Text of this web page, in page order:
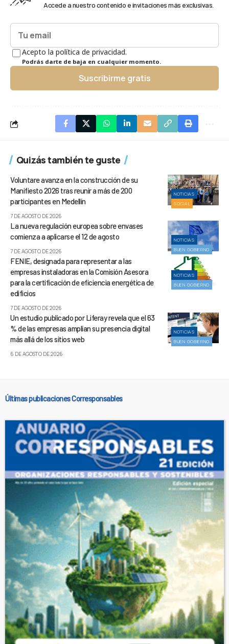
Accede a nuestro contenido e invitaciones más exclusivas.
Acepto la política de privacidad.
Podrás darte de baja en cualquier momento.
Suscribirme gratis
Quizás también te guste
NOTICIAS
SOCIAL
Voluntare avanza en la construcción de su
Manifiesto 2026 tras reunir a más de 200
participantes en Medellín
7 DE AGOSTO DE 2026
NOTICIAS
BUEN GOBIERNO
La nueva regulación europea sobre envases
comienza a aplicarse el 12 de agosto
7 DE AGOSTO DE 2026
NOTICIAS
BUEN GOBIERNO
FENIE, designada para representar a las
empresas instaladoras en la Comisión Asesora
para la certificación de eficiencia energética de
edificios
7 DE AGOSTO DE 2026
NOTICIAS
BUEN GOBIERNO
Un estudio publicado por Liferay revela que el 63
% de las empresas amplían su presencia digital
más allá de los sitios web
6 DE AGOSTO DE 2026
Últimas publicaciones Corresponsables